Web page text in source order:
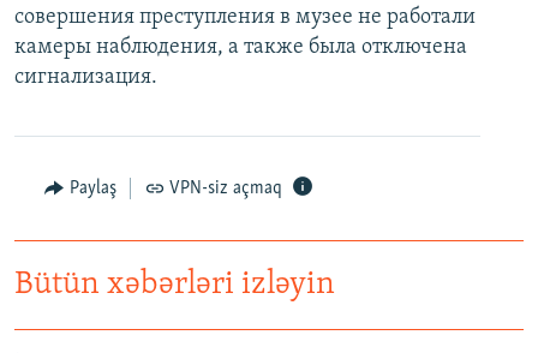
совершения преступления в музее не работали
камеры наблюдения, а также была отключена
сигнализация.
Paylaş VPN-siz açmaq
Bütün xəbərləri izləyin